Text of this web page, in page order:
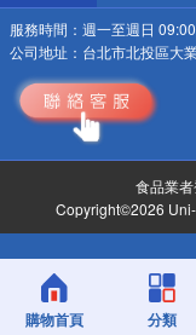
服務時間： 週一至週日
公司地址： 台北市北投區大
食品業
Copyright©2026
購物首頁 分類